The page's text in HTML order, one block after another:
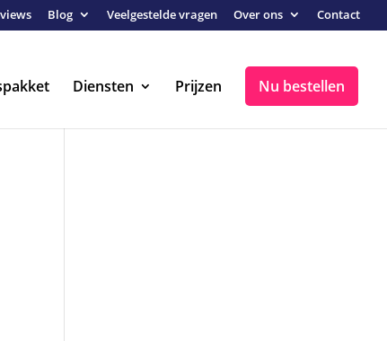
Blog Veelgestelde vragen Over ons Contact
Diensten Prijzen Nu bestellen